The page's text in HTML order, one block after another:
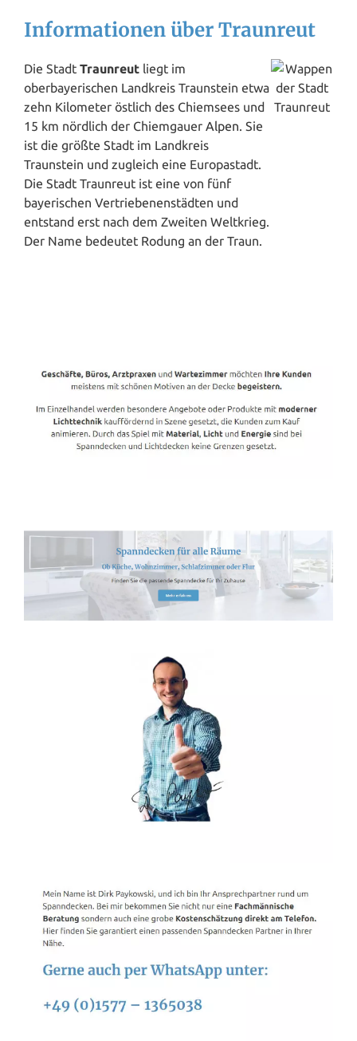
Informationen über Traunreut
Die Stadt Traunreut liegt im
oberbayerischen Landkreis Traunstein etwa
zehn Kilometer östlich des Chiemsees und
15 km nördlich der Chiemgauer Alpen. Sie
ist die größte Stadt im Landkreis
Traunstein und zugleich eine Europastadt.
Die Stadt Traunreut ist eine von fünf
bayerischen Vertriebenenstädten und
entstand erst nach dem Zweiten Weltkrieg.
Der Name bedeutet Rodung an der Traun.